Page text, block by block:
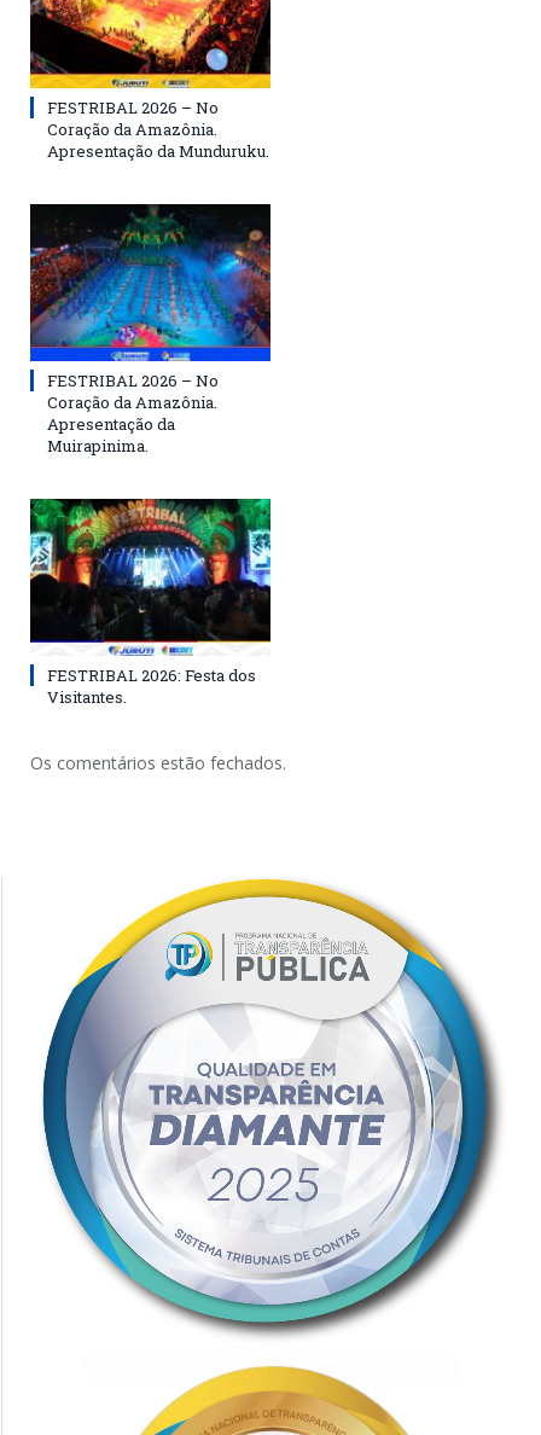
FESTRIBAL 2026 – No
Coração da Amazônia.
Apresentação da Munduruku.
FESTRIBAL 2026 – No
Coração da Amazônia.
Apresentação da
Muirapinima.
FESTRIBAL 2026: Festa dos
Visitantes.
Os comentários estão fechados.